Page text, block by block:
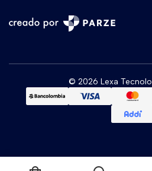
© 2026 Lexa